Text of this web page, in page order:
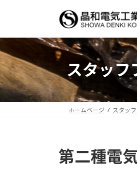
ツ
へ
ス
キ
ッ
シ
ョ
ン
に
移
スタッフ
ホームページ スタッ
第二種電